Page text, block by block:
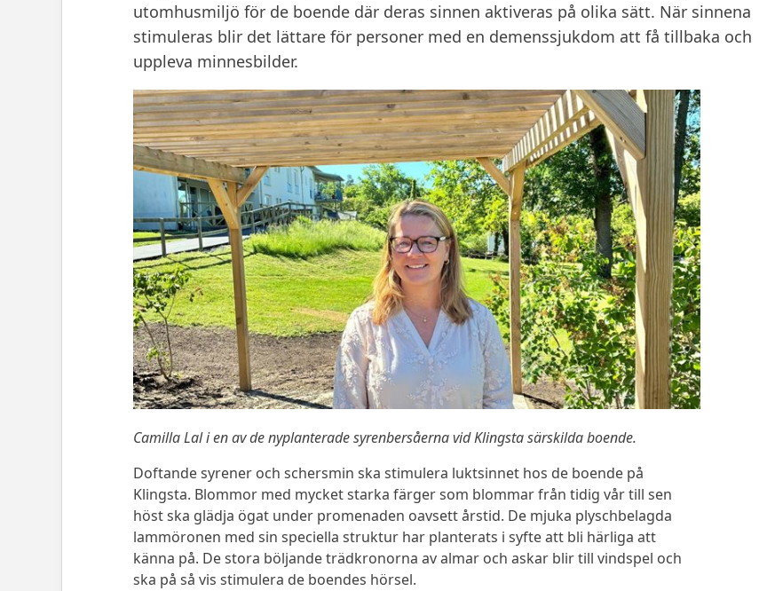
utomhusmiljö för de boende där deras sinnen aktiveras på olika sätt. När sinnena
stimuleras blir det lättare för personer med en demenssjukdom att få tillbaka och
uppleva minnesbilder.
Camilla Lal i en av de nyplanterade syrenbersåerna vid Klingsta särskilda boende.
Doftande syrener och schersmin ska stimulera luktsinnet hos de boende på
Klingsta. Blommor med mycket starka färger som blommar från tidig vår till sen
höst ska glädja ögat under promenaden oavsett årstid. De mjuka plyschbelagda
lammöronen med sin speciella struktur har planterats i syfte att bli härliga att
känna på. De stora böljande trädkronorna av almar och askar blir till vindspel och
ska på så vis stimulera de boendes hörsel.